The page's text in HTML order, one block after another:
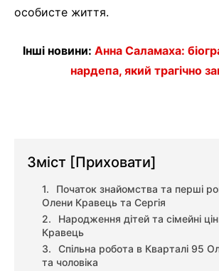
особисте життя.
Інші новини: Анна Саламаха:
нардепа, який трагічно
Зміст [Приховати]
Початок знайомства та перші
Олени Кравець та Сергія
Народження дітей та сімейні
Кравець
Спільна робота в Кварталі 95
та чоловіка